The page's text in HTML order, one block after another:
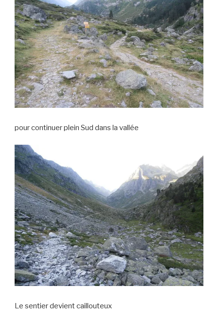
pour continuer plein Sud dans la vallée
Le sentier devient caillouteux